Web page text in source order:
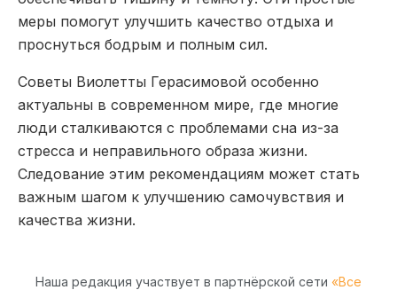
меры помогут улучшить качество отдыха и
проснуться бодрым и полным сил.
Советы Виолетты Герасимовой особенно
актуальны в современном мире, где многие
люди сталкиваются с проблемами сна из-за
стресса и неправильного образа жизни.
Следование этим рекомендациям может стать
важным шагом к улучшению самочувствия и
качества жизни.
Наша редакция участвует в партнёрской сети «Все